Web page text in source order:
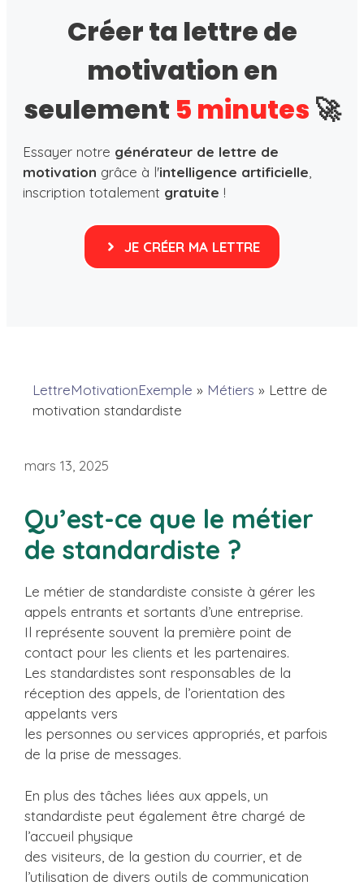
Créer ta lettre de
motivation en
seulement 5 minutes 🚀
Essayer notre générateur de lettre de
motivation grâce à l'intelligence artificielle
inscription totalement gratuite !
JE CRÉER MA LETTRE
LettreMotivationExemple » Métiers » Lettre de
motivation standardiste
mars 13, 2025
Qu’est-ce que le métier
de standardiste ?
Le métier de standardiste consiste à gérer les
appels entrants et sortants d’une entreprise.
Il représente souvent la première point de
contact pour les clients et les partenaires.
Les standardistes sont responsables de la
réception des appels, de l’orientation des
appelants vers
les personnes ou services appropriés, et parfois
de la prise de messages.
En plus des tâches liées aux appels, un
standardiste peut également être chargé de
l’accueil physique
des visiteurs, de la gestion du courrier, et de
l’utilisation de divers outils de communication